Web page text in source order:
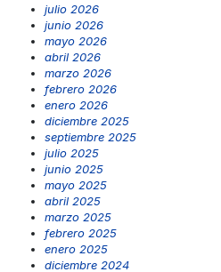
julio 2026
junio 2026
mayo 2026
abril 2026
marzo 2026
febrero 2026
enero 2026
diciembre 2025
septiembre 2025
julio 2025
junio 2025
mayo 2025
abril 2025
marzo 2025
febrero 2025
enero 2025
diciembre 2024